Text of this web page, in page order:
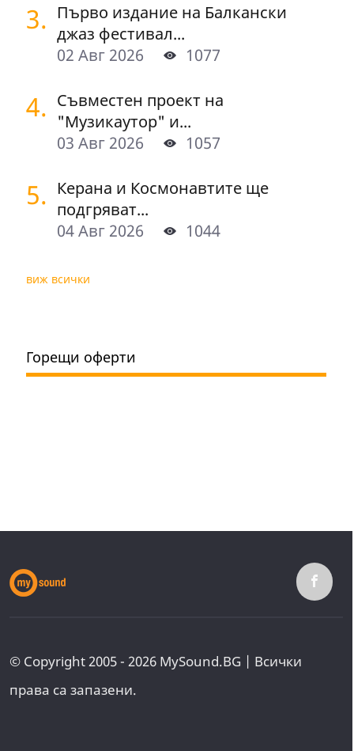
3. Първо издание на Балкански
джаз фестивал...
02 Авг 2026
1077
4. Съвместен проект на
"Музикаутор" и...
03 Авг 2026
1057
5. Керана и Космонавтите ще
подгряват...
04 Авг 2026
1044
виж всички
Горещи оферти
© Copyright 2005 - 2026 MySound.BG | Всички
права са запазени.